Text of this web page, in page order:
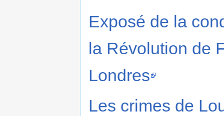
Exposé de la
la Révolution de
Londres
Les crimes de